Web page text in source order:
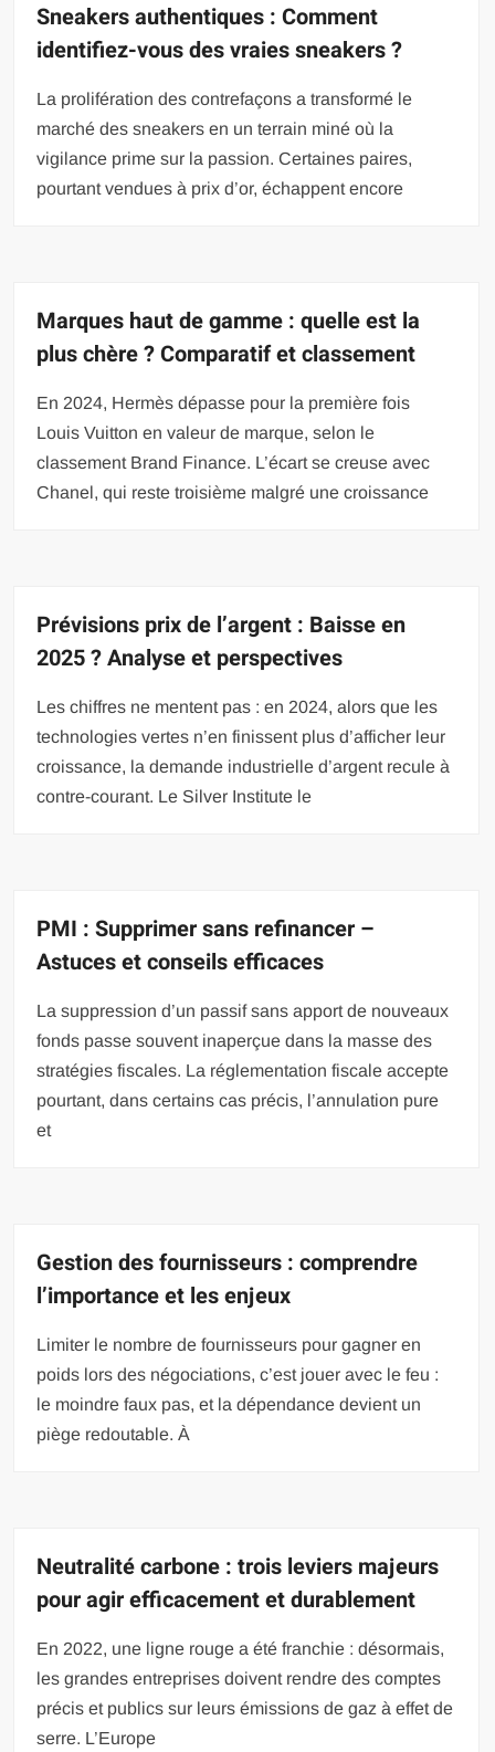
Sneakers authentiques : Comment
identifiez-vous des vraies sneakers ?
La prolifération des contrefaçons a transformé le
marché des sneakers en un terrain miné où la
vigilance prime sur la passion. Certaines paires,
pourtant vendues à prix d’or, échappent encore
Marques haut de gamme : quelle est la
plus chère ? Comparatif et classement
En 2024, Hermès dépasse pour la première fois
Louis Vuitton en valeur de marque, selon le
classement Brand Finance. L’écart se creuse avec
Chanel, qui reste troisième malgré une croissance
Prévisions prix de l’argent : Baisse en
2025 ? Analyse et perspectives
Les chiffres ne mentent pas : en 2024, alors que les
technologies vertes n’en finissent plus d’afficher leur
croissance, la demande industrielle d’argent recule à
contre-courant. Le Silver Institute le
PMI : Supprimer sans refinancer –
Astuces et conseils efficaces
La suppression d’un passif sans apport de nouveaux
fonds passe souvent inaperçue dans la masse des
stratégies fiscales. La réglementation fiscale accepte
pourtant, dans certains cas précis, l’annulation pure
et
Gestion des fournisseurs : comprendre
l’importance et les enjeux
Limiter le nombre de fournisseurs pour gagner en
poids lors des négociations, c’est jouer avec le feu :
le moindre faux pas, et la dépendance devient un
piège redoutable. À
Neutralité carbone : trois leviers majeurs
pour agir efficacement et durablement
En 2022, une ligne rouge a été franchie : désormais,
les grandes entreprises doivent rendre des comptes
précis et publics sur leurs émissions de gaz à effet de
serre. L’Europe